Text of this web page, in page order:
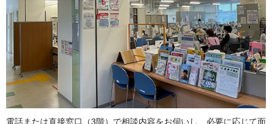
電話または直接窓口（3階）で相談内容をお伺いし、必要に応じて面